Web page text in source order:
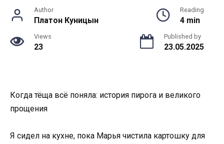
Author
Платон Куницын
Reading
4 min
Views
23
Published by
23.05.2025
Когда тёща всё поняла: история пирога и великого
прощения
Я сидел на кухне, пока Марья чистила картошку для